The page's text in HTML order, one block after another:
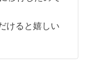
けると嬉しい